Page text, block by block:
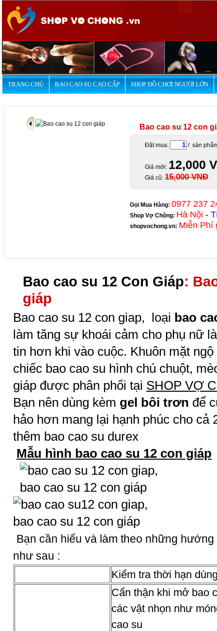
TRANG CHỦ BAO CAO SU CAO CẤP SHOP ĐỒ CHƠI NGƯỜI LỚN
Bao cao su 12 con
Đặt mua: / sản
Giá mới: 12,000
Giá cũ: 15,000 VNĐ
Gọi Mua Hàng: 0977 237
Shop Vợ Chồng: Hà Nội -
shopvochong.vn: Miễn Phí
Bao cao su 12 Con Giáp:
giáp
Bao cao su 12 con giap, loại bao
làm tăng sự khoái cảm cho phụ nữ
tin hơn khi vào cuộc. Khuôn mặt
chiếc bao cao su hình chú chuột,
giáp được phân phối tại SHOP VỢ
Bạn nên dùng kèm gel bôi trơn để
hảo hơn mang lại hạnh phúc cho cả
thêm bao cao su durex
Mẫu hình bao cao su 12 con giáp
Bạn cần hiểu và làm theo những
như sau :
Kiểm tra thời hạn
Cẩn thận khi mở bao
các vật nhọn như
cao su